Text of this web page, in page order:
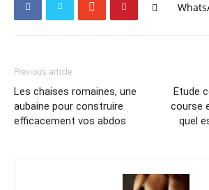
Previous article
Les chaises romaines, une
aubaine pour construire
efficacement vos abdos
Etude
course
quel